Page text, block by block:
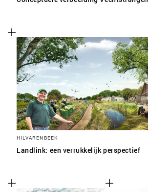
HILVARENBEEK
Landlink: een verrukkelijk perspectief